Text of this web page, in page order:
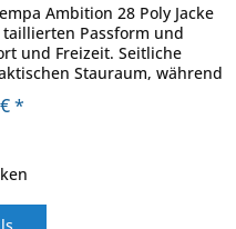
Ambition 28 Poly Jacke
Passform und
und Freizeit. Seitliche
Stauraum, während
*